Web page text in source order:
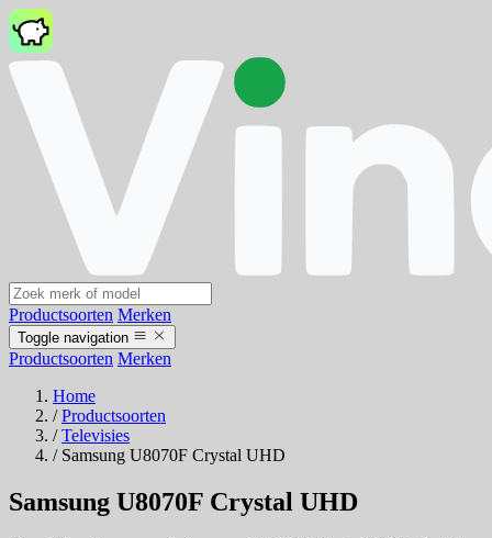
Productsoorten Merken
Toggle navigation
Productsoorten Merken
Home
/ Productsoorten
/ Televisies
/ Samsung U8070F Crystal UHD
Samsung U8070F Crystal UHD